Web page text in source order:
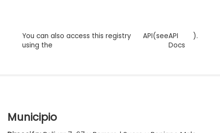
You can also access this registry
using the
API(seeAPI
Docs
).
Municipio